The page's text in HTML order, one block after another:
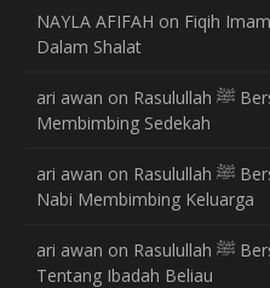
NAYLA AFIFAH on Fiqih
Dalam Shalat
ari awan on Rasulullah ﷺ Bersama Keluarga Beliau (12) :
Membimbing Sedekah
ari awan on Rasulullah ﷺ Bersama Keluarga Beliau (11) :
Nabi Membimbing Keluarga
ari awan on Rasulullah ﷺ Bersama Keluarga Beliau (10) :
Tentang Ibadah Beliau